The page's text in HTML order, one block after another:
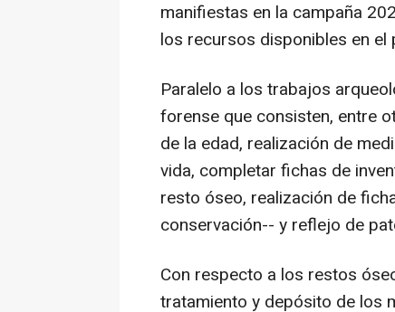
manifiestas en la campaña
los recursos disponibles en el
Paralelo a los trabajos
forense que consisten, entre
de la edad, realización de
vida, completar fichas de
resto óseo, realización de
conservación-- y reflejo de
Con respecto a los restos
tratamiento y depósito de los